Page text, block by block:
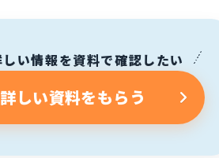
い情報を資料で確認したい
詳しい資料をもらう